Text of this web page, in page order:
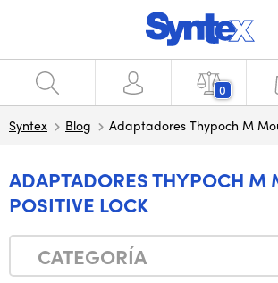
0
Syntex Blog Adaptadores Thypoch M
ADAPTADORES THYPOCH M
POSITIVE LOCK
CATEGORÍA